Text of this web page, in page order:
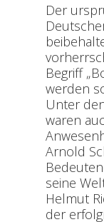
Der
Begriff
werden
Unter
waren
Arnold
seine
Helmut
der